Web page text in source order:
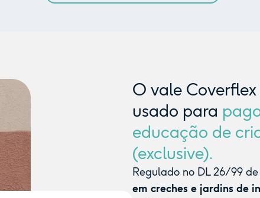
O vale
usado para
educação de
(exclusive).
Regulado no DL 26/99 de
em creches e jardins de